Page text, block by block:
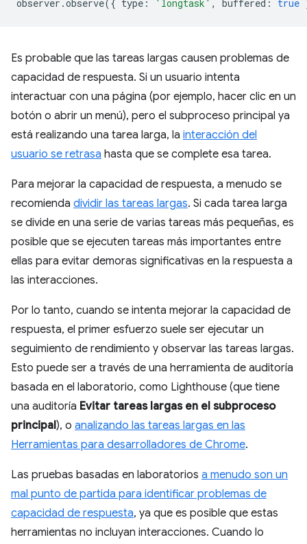
observer .observe({ type : 'longtask' , buffered : true
Es probable que las tareas largas causen problemas de
capacidad de respuesta. Si un usuario intenta
interactuar con una página (por ejemplo, hacer clic en un
botón o abrir un menú), pero el subproceso principal ya
está realizando una tarea larga, la interacción del
usuario se retrasa hasta que se complete esa tarea.
Para mejorar la capacidad de respuesta, a menudo se
recomienda dividir las tareas largas. Si cada tarea larga
se divide en una serie de varias tareas más pequeñas, es
posible que se ejecuten tareas más importantes entre
ellas para evitar demoras significativas en la respuesta a
las interacciones.
Por lo tanto, cuando se intenta mejorar la capacidad de
respuesta, el primer esfuerzo suele ser ejecutar un
seguimiento de rendimiento y observar las tareas largas.
Esto puede ser a través de una herramienta de auditoría
basada en el laboratorio, como Lighthouse (que tiene
una auditoría Evitar tareas largas en el subproceso
principal), o analizando las tareas largas en las
Herramientas para desarrolladores de Chrome.
Las pruebas basadas en laboratorios a menudo son un
mal punto de partida para identificar problemas de
capacidad de respuesta, ya que es posible que estas
herramientas no incluyan interacciones. Cuando lo